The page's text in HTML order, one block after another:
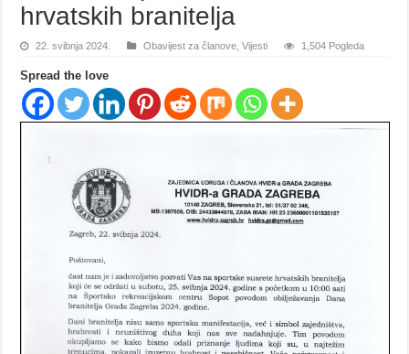
hrvatskih branitelja
22. svibnja 2024. Obavijest za članove ,Vijesti 1,504 Pogleda
Spread the love